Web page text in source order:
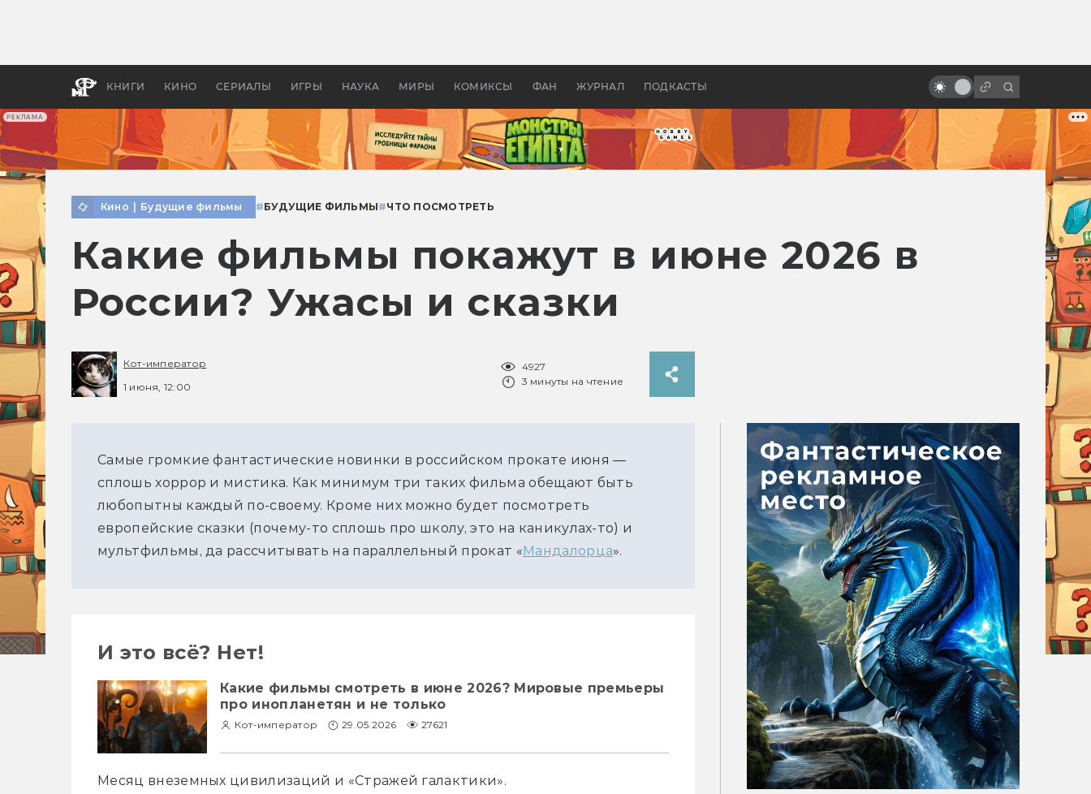
РЕКЛАМА
КНИГИ КИНО СЕРИАЛЫ ИГРЫ НАУКА МИРЫ КОМИКСЫ ФАН ЖУРНАЛ ПОДКАСТЫ
апокалипсис, в России —
бы «Властелина колец»
Ghibli?
Кино Будущие фильмы #БУДУЩИЕ ФИЛЬМЫ#ЧТО ПОСМОТРЕТЬ
Какие фильмы покажут в июне 2026 в
России? Ужасы и сказки
Кот-император
1 июня, 12:00
4927
3 минуты на чтение
Самые громкие фантастические новинки в российском прокате июня —
сплошь хоррор и мистика. Как минимум три таких фильма обещают быть
любопытны каждый по-своему. Кроме них можно будет посмотреть
европейские сказки (почему-то сплошь про школу, это на каникулах-то) и
мультфильмы, да рассчитывать на параллельный прокат « Мандалорца».
И это всё? Нет!
Какие фильмы смотреть в июне 2026? Мировые премьеры
про инопланетян и не только
Кот-император 29.05.2026 27621
Месяц внеземных цивилизаций и «Стражей галактики».